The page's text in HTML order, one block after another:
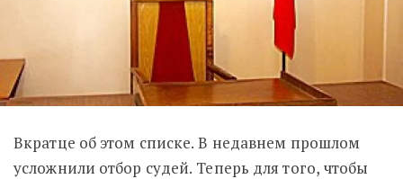
Вкратце об этом списке. В недавнем прошлом
усложнили отбор судей. Теперь для того, чтобы